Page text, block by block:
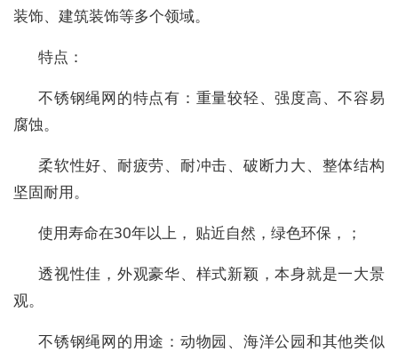
装饰、建筑装饰等多个领域。
特点：
不锈钢绳网的特点有：重量较轻、强度高、不容易
腐蚀。
柔软性好、耐疲劳、耐冲击、破断力大、整体结构
坚固耐用。
使用寿命在30年以上， 贴近自然，绿色环保，；
透视性佳，外观豪华、样式新颖，本身就是一大景
观。
不锈钢绳网的用途：动物园、海洋公园和其他类似